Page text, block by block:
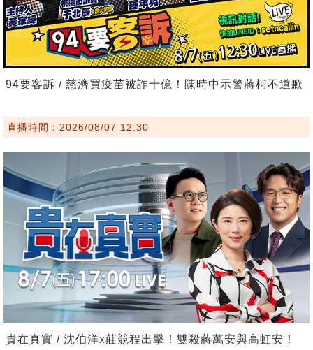
94要客訴 / 慈濟買疫苗被詐十億！陳時中示警蔣柯不道歉
直播時間：2026/08/07 12:30
貴在真實 / 沈伯洋x莊競程出擊！雙殺蔣萬安與高虹安！